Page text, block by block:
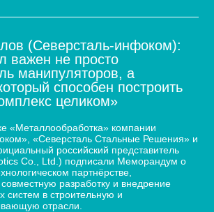
(Северсталь-инфоком):
важен не просто
манипуляторов, а
способен построить
целиком»
«Металлообработка» компании
«Северсталь Стальные Решения» и
российский представитель
Co., Ltd.) подписали Меморандум о
партнёрстве,
разработку и внедрение
систем в строительную и
отрасли.